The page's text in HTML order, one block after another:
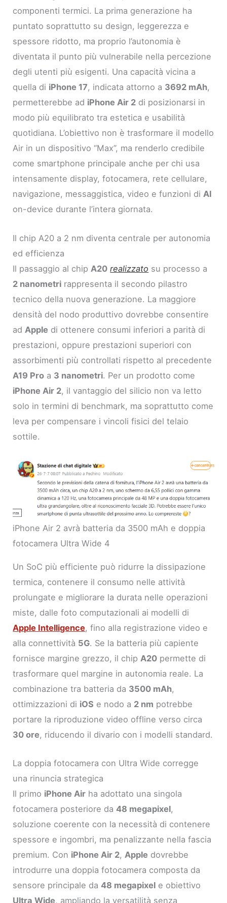
componenti termici. La prima generazione ha
puntato soprattutto su design, leggerezza e
spessore ridotto, ma proprio l’autonomia è
diventata il punto più vulnerabile nella percezione
degli utenti più esigenti. Una capacità vicina a
quella di iPhone 17, indicata attorno a 3692 mAh,
permetterebbe ad iPhone Air 2 di posizionarsi in
modo più equilibrato tra estetica e usabilità
quotidiana. L’obiettivo non è trasformare il modello
Air in un dispositivo “Max”, ma renderlo credibile
come smartphone principale anche per chi usa
intensamente display, fotocamera, rete cellulare,
navigazione, messaggistica, video e funzioni diAI
on-device durante l’intera giornata.
Il chip A20 a 2 nm diventa centrale per autonomia
ed efficienza
Il passaggio al chip A20 realizzato su processo a
2 nanometri rappresenta il secondo pilastro
tecnico della nuova generazione. La maggiore
densità del nodo produttivo dovrebbe consentire
ad Apple di ottenere consumi inferiori a parità di
prestazioni, oppure prestazioni superiori con
assorbimenti più controllati rispetto al precedente
A19 Pro a 3 nanometri. Per un prodotto come
iPhone Air 2, il vantaggio del silicio non va letto
solo in termini di benchmark, ma soprattutto come
leva per compensare i vincoli fisici del telaio
sottile.
iPhone Air 2 avrà batteria da 3500 mAh e doppia
fotocamera Ultra Wide 4
Un SoC più efficiente può ridurre la dissipazione
termica, contenere il consumo nelle attività
prolungate e migliorare la durata nelle operazioni
miste, dalle foto computazionali ai modelli di
Apple Intelligence, fino alla registrazione video e
alla connettività 5G. Se la batteria più capiente
fornisce margine grezzo, il chip A20 permette di
trasformare quel margine in autonomia reale. La
combinazione tra batteria da 3500 mAh,
ottimizzazioni di iOS e nodo a 2 nm potrebbe
portare la riproduzione video offline verso circa
30 ore, riducendo il divario con i modelli standard.
La doppia fotocamera con Ultra Wide corregge
una rinuncia strategica
Il primo iPhone Air ha adottato una singola
fotocamera posteriore da48 megapixel,
soluzione coerente con la necessità di contenere
spessore e ingombri, ma penalizzante nella fascia
premium. Con iPhone Air 2,Apple dovrebbe
introdurre una doppia fotocamera composta da
sensore principale da48 megapixel e obiettivo
Ultra Wide, ampliando la versatilità senza